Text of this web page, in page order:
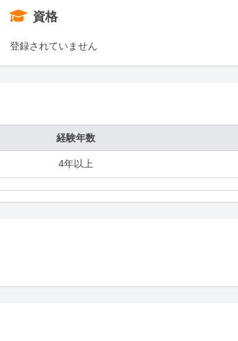
資格
登録されていません
経験年数
4年以上